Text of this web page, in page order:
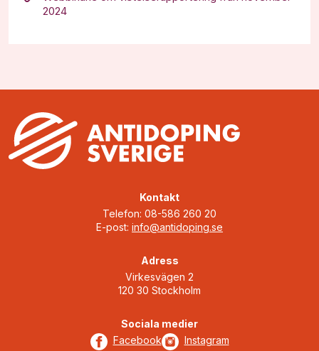
2024
Kontakt
Telefon: 08-586 260 20
E-post: info@antidoping.se
Adress
Virkesvägen 2
120 30 Stockholm
Sociala medier
Facebook
Instagram